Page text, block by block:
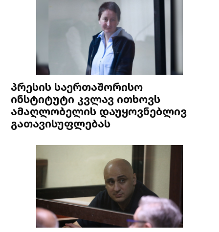
პრესის საერთაშორისო
ინსტიტუტი კვლავ ითხოვს
ამაღლობელის დაუყოვნებლივ
გათავისუფლებას